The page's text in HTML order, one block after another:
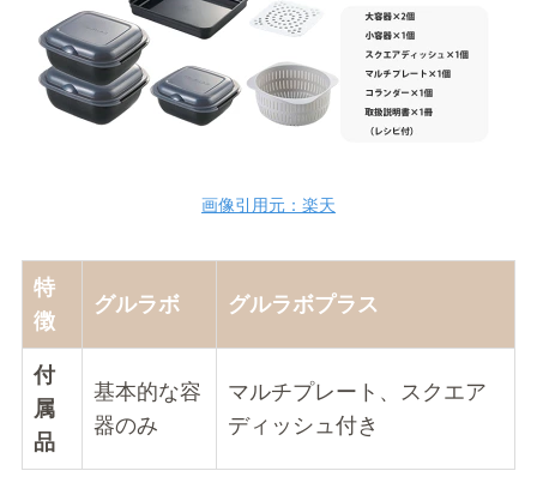
画像引用元：楽天
特
徴
グルラボ グルラボプラス
付
属
品
基本的な容
器のみ
マルチプレート、スクエア
ディッシュ付き